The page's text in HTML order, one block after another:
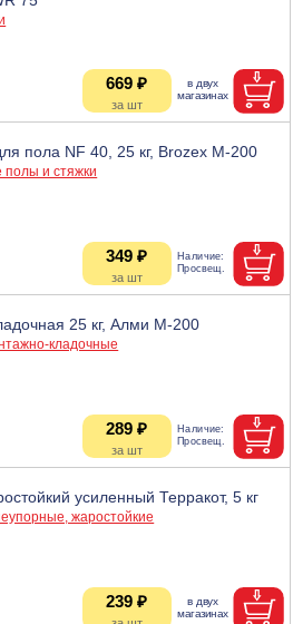
669 ₽
пола NF 40, 25 кг, Brozex М-200
и стяжки
349 ₽
25 кг, Алми М-200
кладочные
289 ₽
усиленный Терракот, 5 кг
жаростойкие
239 ₽